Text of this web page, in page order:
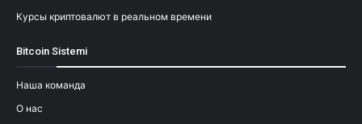
Курсы криптовалют в реальном времени
Bitcoin Sistemi
Наша команда
О нас